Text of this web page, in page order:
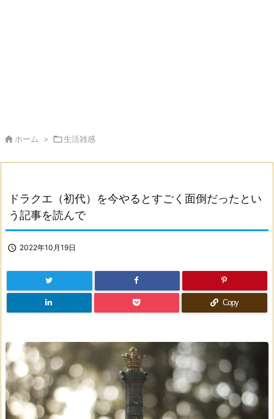
 ホーム > 生活雑感
ドラクエ（初代）を今やるとすごく面倒だったとい
う記事を読んで
 2022年10月19日
Copy